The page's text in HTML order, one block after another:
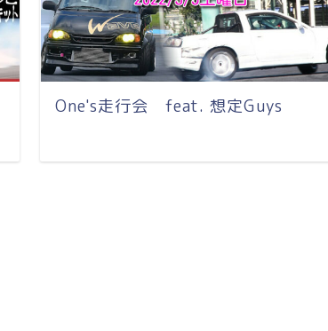
One's走行会 feat. 想定Guys